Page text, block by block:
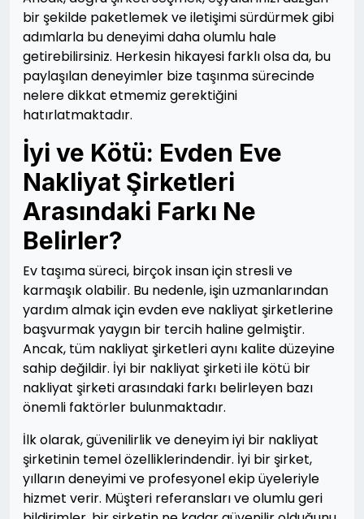
bir şekilde paketlemek ve iletişimi sürdürmek gibi
adımlarla bu deneyimi daha olumlu hale
getirebilirsiniz. Herkesin hikayesi farklı olsa da, bu
paylaşılan deneyimler bize taşınma sürecinde
nelere dikkat etmemiz gerektiğini
hatırlatmaktadır.
İyi ve Kötü: Evden Eve
Nakliyat Şirketleri
Arasındaki Farkı Ne
Belirler?
Ev taşıma süreci, birçok insan için stresli ve
karmaşık olabilir. Bu nedenle, işin uzmanlarından
yardım almak için evden eve nakliyat şirketlerine
başvurmak yaygın bir tercih haline gelmiştir.
Ancak, tüm nakliyat şirketleri aynı kalite düzeyine
sahip değildir. İyi bir nakliyat şirketi ile kötü bir
nakliyat şirketi arasındaki farkı belirleyen bazı
önemli faktörler bulunmaktadır.
İlk olarak, güvenilirlik ve deneyim iyi bir nakliyat
şirketinin temel özelliklerindendir. İyi bir şirket,
yılların deneyimi ve profesyonel ekip üyeleriyle
hizmet verir. Müşteri referansları ve olumlu geri